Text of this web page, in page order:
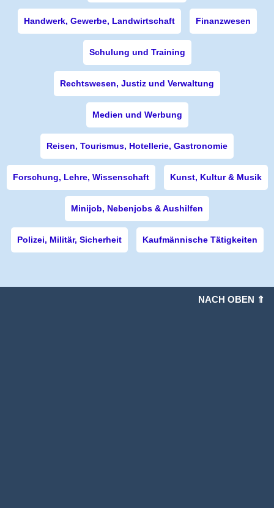
Handwerk, Gewerbe, Landwirtschaft Finanzwesen
Schulung und Training
Rechtswesen, Justiz und Verwaltung
Medien und Werbung
Reisen, Tourismus, Hotellerie, Gastronomie
Forschung, Lehre, Wissenschaft Kunst, Kultur & Musik
Minijob, Nebenjobs & Aushilfen
Polizei, Militär, Sicherheit Kaufmännische Tätigkeiten
NACH OBEN ⇑